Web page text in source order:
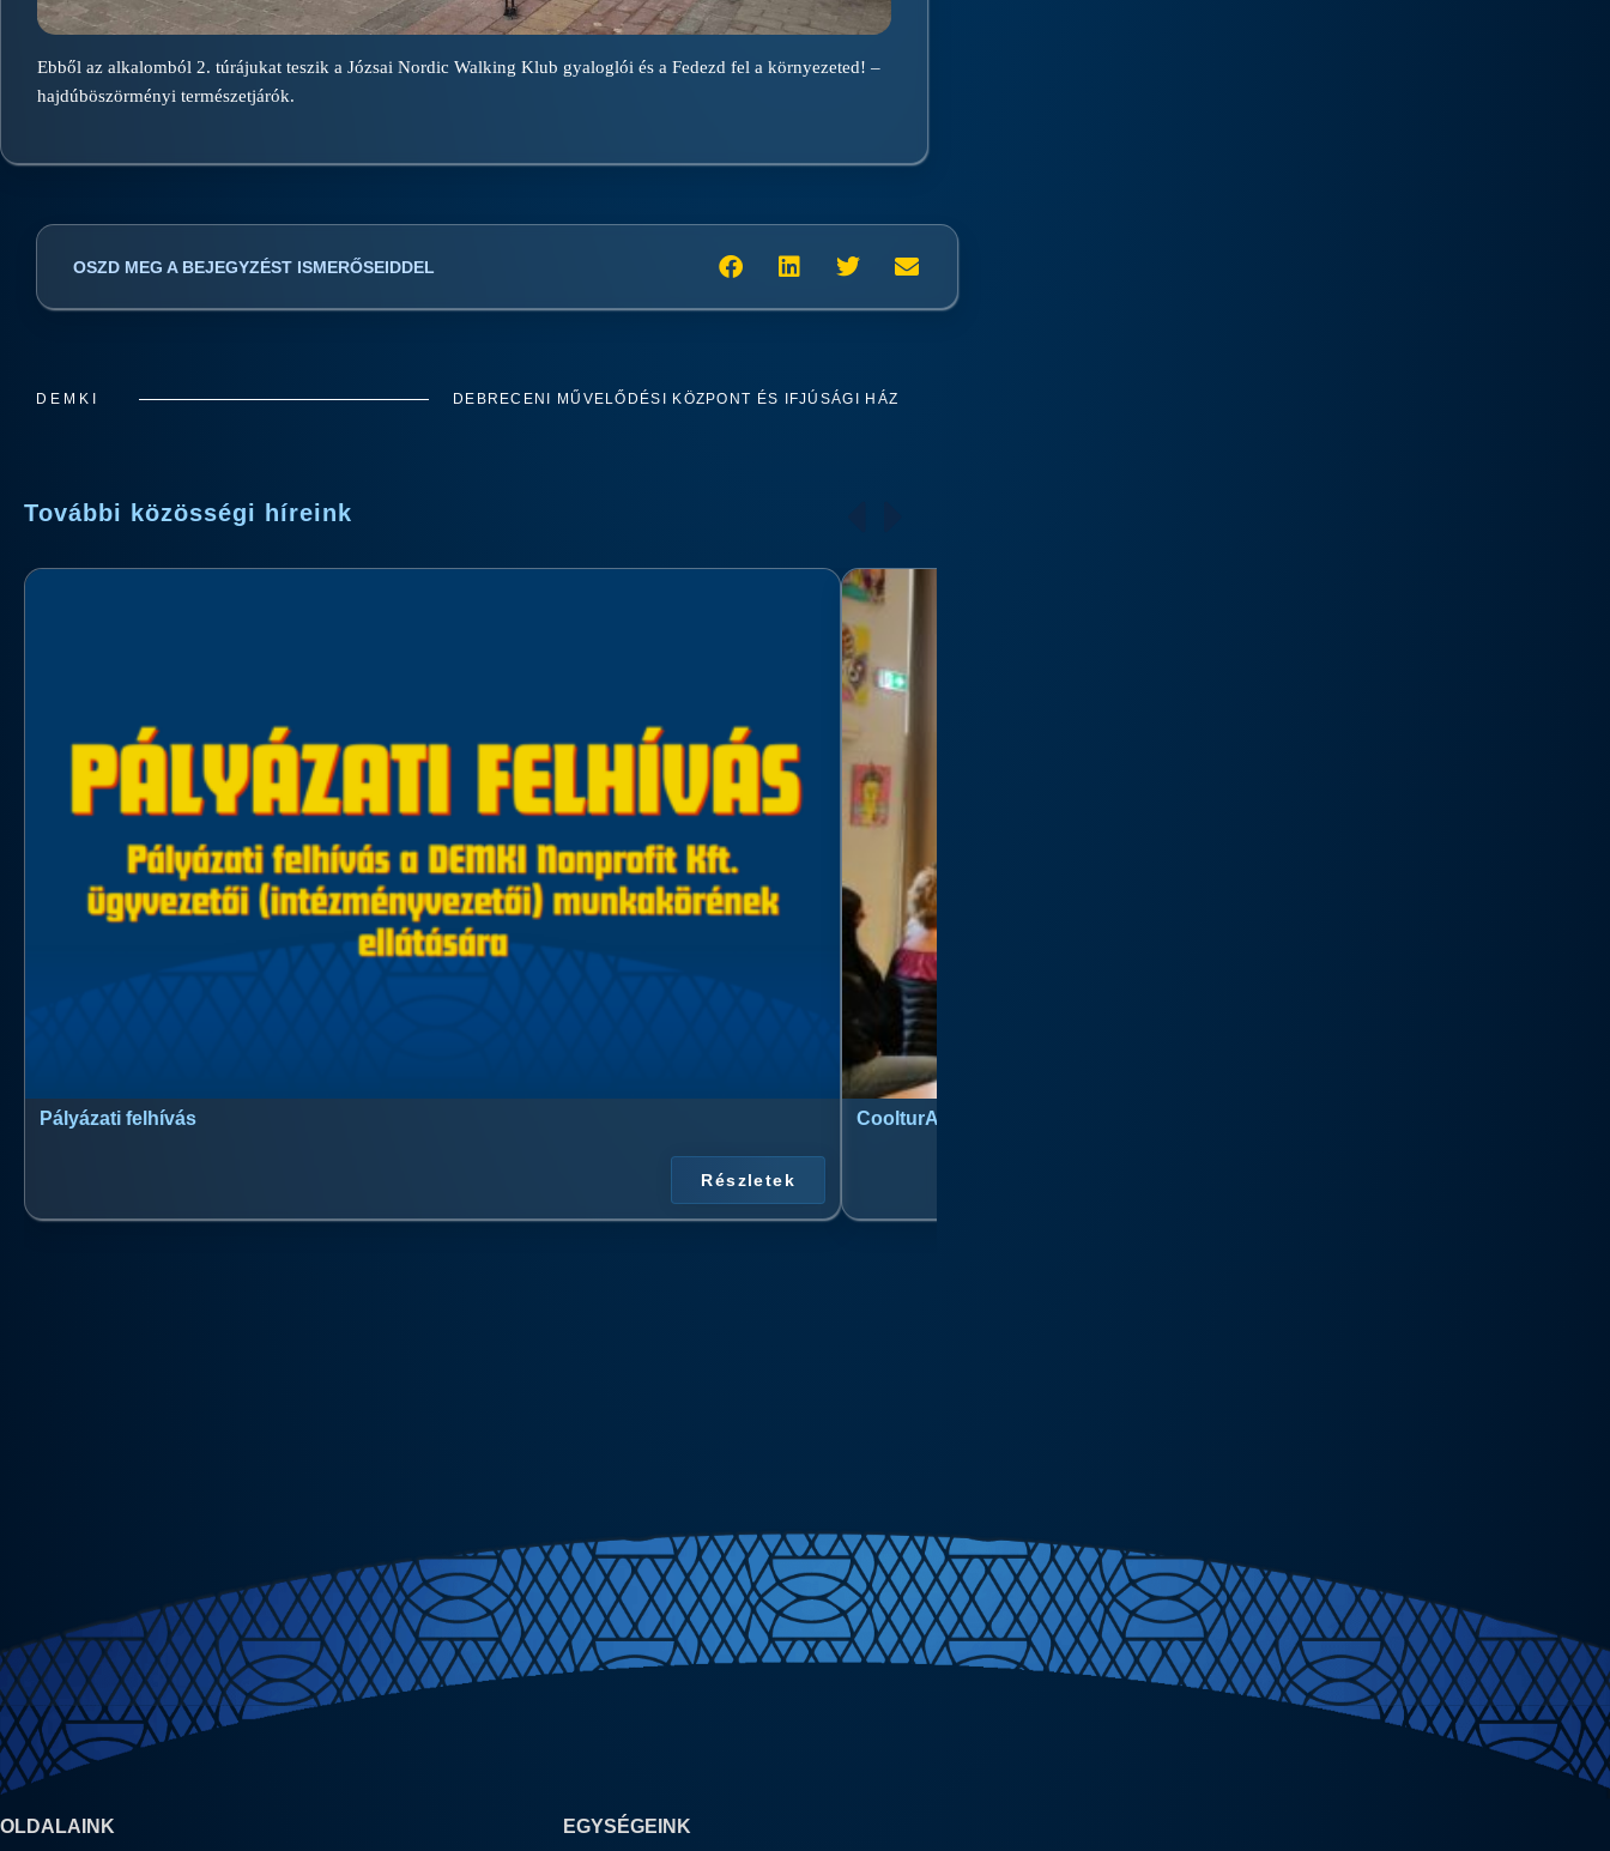
Ebből az alkalomból 2. túrájukat teszik a Józsai Nordic Walking Klub gyaloglói és a Fedezd fel a környezeted! –
hajdúböszörményi természetjárók.
OSZD MEG A BEJEGYZÉST ISMERŐSEIDDEL
DEMKI DEBRECENI MŰVELŐDÉSI KÖZPONT ÉS IFJÚSÁGI HÁZ
További közösségi híreink
Pályázati felhívás
Részletek
CoolturArt™ Licit-Day™ művészeti kiállítás és művészeti nap
OLDALAINK EGYSÉGEINK